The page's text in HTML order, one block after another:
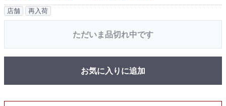
店舗 再入荷
ただいま品切れ中です
お気に入りに追加